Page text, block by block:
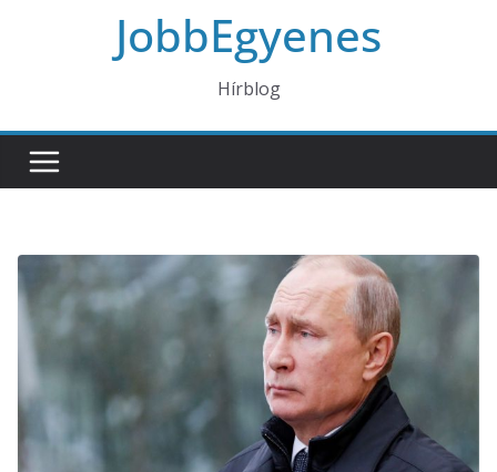
JobbEgyenes
Hírblog